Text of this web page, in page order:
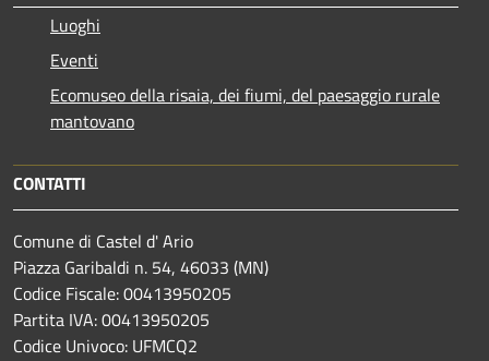
Luoghi
Eventi
Ecomuseo della risaia, dei fiumi, del paesaggio rurale
mantovano
CONTATTI
Comune di Castel d' Ario
Piazza Garibaldi n. 54, 46033 (MN)
Codice Fiscale: 00413950205
Partita IVA: 00413950205
Codice Univoco: UFMCQ2